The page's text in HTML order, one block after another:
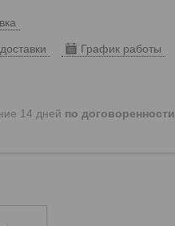
График работы
14 дней по договоренности